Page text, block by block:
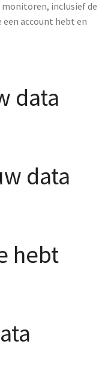
inclusief de
account hebt en
data
data
hebt